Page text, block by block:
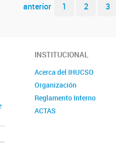
anterior 1 2 3
INSTITUCIONAL
Acerca del IHUCSO
Organización
Reglamento Interno
ACTAS